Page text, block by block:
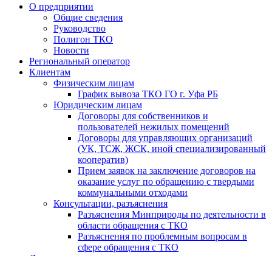
О предприятии
Общие сведения
Руководство
Полигон ТКО
Новости
Региональный оператор
Клиентам
Физическим лицам
График вывоза ТКО ГО г. Уфа РБ
Юридическим лицам
Договоры для собственников и
пользователей нежилых помещений
Договоры для управляющих организаций
(УК, ТСЖ, ЖСК, иной специализированный
кооператив)
Прием заявок на заключение договоров на
оказание услуг по обращению с твердыми
коммунальными отходами
Консультации, разъяснения
Разъяснения Минприроды по деятельности в
области обращения с ТКО
Разъяснения по проблемным вопросам в
сфере обращения с ТКО